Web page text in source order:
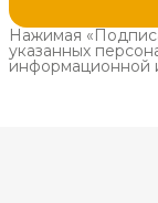
Нажимая
указанных
информационной